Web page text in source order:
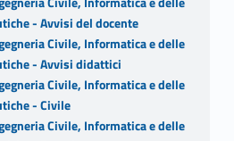
- Avvisi del docente
Civile, Informatica e delle
- Avvisi didattici
Civile, Informatica e delle
- Civile
Civile, Informatica e delle